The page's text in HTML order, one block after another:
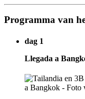
Programma van
dag 1
Llegada a